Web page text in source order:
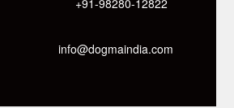
info@dogmaindia.com